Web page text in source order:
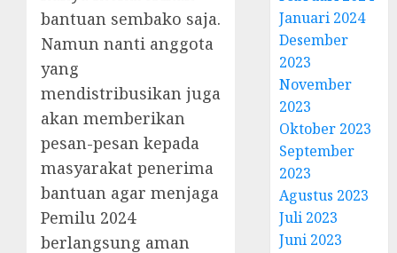
bantuan sembako saja.
Namun nanti anggota
yang
mendistribusikan juga
akan memberikan
pesan-pesan kepada
masyarakat penerima
bantuan agar menjaga
Pemilu 2024
berlangsung aman
Januari 2024
Desember
2023
November
2023
Oktober 2023
September
2023
Agustus 2023
Juli 2023
Juni 2023